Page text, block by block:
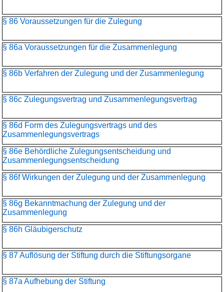
§ 86 Voraussetzungen für die Zulegung
§ 86a Voraussetzungen für die Zusammenlegung
§ 86b Verfahren der Zulegung und der Zusammenlegung
§ 86c Zulegungsvertrag und Zusammenlegungsvertrag
§ 86d Form des Zulegungsvertrags und des
Zusammenlegungsvertrags
§ 86e Behördliche Zulegungsentscheidung und
Zusammenlegungs­entscheidung
§ 86f Wirkungen der Zulegung und der Zusammenlegung
§ 86g Bekanntmachung der Zulegung und der
Zusammenlegung
§ 86h Gläubigerschutz
§ 87 Auflösung der Stiftung durch die Stiftungsorgane
§ 87a Aufhebung der Stiftung